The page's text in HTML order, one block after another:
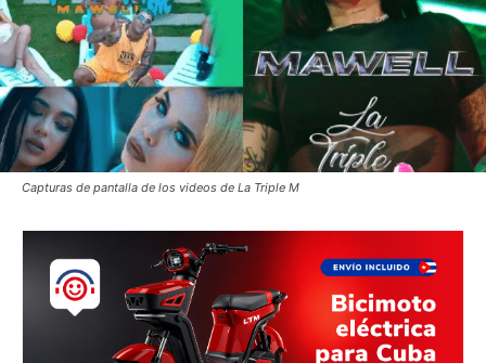
Capturas de pantalla de los videos de La Triple M